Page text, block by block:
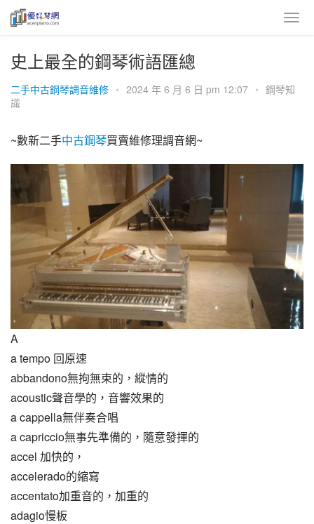
史上最全的鋼琴術語匯總
二手中古鋼琴調音維修 • 2024 年 6 月 6 日 pm 12:07 • 鋼琴知
識
~數新二手中古鋼琴買賣維修理調音網~
A
a tempo 回原速
abbandono無拘無束的，縱情的
acoustic聲音學的，音響效果的
a cappella無伴奏合唱
a capriccio無事先準備的，隨意發揮的
accel 加快的，
accelerado的縮寫
accentato加重音的，加重的
adagio慢板